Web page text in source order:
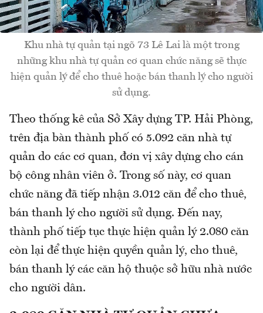
Khu nhà tự quản tại ngõ 73 Lê Lai là một trong
những khu nhà tự quản cơ quan chức năng sẽ thực
hiện quản lý để cho thuê hoặc bán thanh lý cho người
sử dụng.
Theo thống kê của Sở Xây dựng TP. Hải Phòng,
trên địa bàn thành phố có 5.092 căn nhà tự
quản do các cơ quan, đơn vị xây dựng cho cán
bộ công nhân viên ở. Trong số này, cơ quan
chức năng đã tiếp nhận 3.012 căn để cho thuê,
bán thanh lý cho người sử dụng. Đến nay,
thành phố tiếp tục thực hiện quản lý 2.080 căn
còn lại để thực hiện quyền quản lý, cho thuê,
bán thanh lý các căn hộ thuộc sở hữu nhà nước
cho người dân.